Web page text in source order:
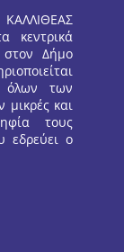
κεντρικά
στον Δήμο
όλων των
και
τους
εδρεύει ο